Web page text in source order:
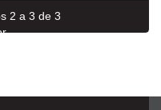
2 a 3 de 3